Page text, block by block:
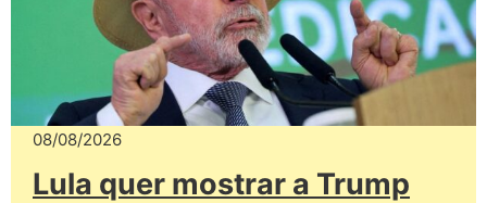
08/08/2026
Lula quer mostrar a Trump